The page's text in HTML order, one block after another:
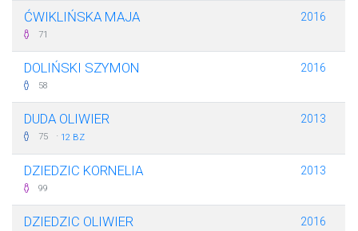
ĆWIKLIŃSKA MAJA
71
2016
DOLIŃSKI SZYMON
58
2016
DUDA OLIWIER
75 · 12 BZ
2013
DZIEDZIC KORNELIA
99
2013
DZIEDZIC OLIWIER 2016